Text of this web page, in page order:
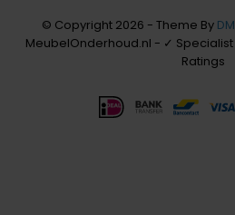
© Copyright 2026 - Theme By
MeubelOnderhoud.nl - ✓
Ratings